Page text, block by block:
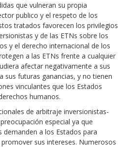
que vulneran su propia
publico y el respeto de los
tratados favorecen los privilegios
y de las ETNs sobre los
y el derecho internacional de los
a las ETNs frente a cualquier
afectar negativamente a sus
sus futuras ganancias, y no tienen
vinculantes que los Estados
humanos.
de arbitraje inversionistas-
especial ya que
demanden a los Estados para
sus intereses. Numerosos